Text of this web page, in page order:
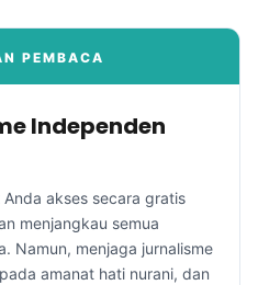
PEMBACA
Independen
akses secara gratis
menjangkau semua
Namun, menjaga jurnalisme
amanat hati nurani, dan